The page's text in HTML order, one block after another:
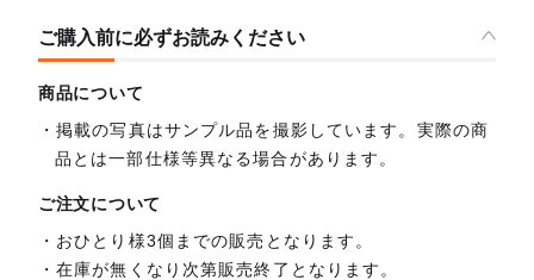
ご購入前に必ずお読みください
商品について
掲載の写真はサンプル品を撮影しています。実際の商
品とは一部仕様等異なる場合があります。
ご注文について
おひとり様3個までの販売となります。
在庫が無くなり次第販売終了となります。